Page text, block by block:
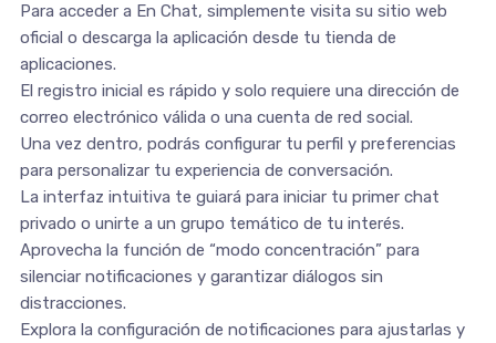
Para acceder a En Chat, simplemente visita su sitio web
oficial o descarga la aplicación desde tu tienda de
aplicaciones.
El registro inicial es rápido y solo requiere una dirección de
correo electrónico válida o una cuenta de red social.
Una vez dentro, podrás configurar tu perfil y preferencias
para personalizar tu experiencia de conversación.
La interfaz intuitiva te guiará para iniciar tu primer chat
privado o unirte a un grupo temático de tu interés.
Aprovecha la función de “modo concentración” para
silenciar notificaciones y garantizar diálogos sin
distracciones.
Explora la configuración de notificaciones para ajustarlas y